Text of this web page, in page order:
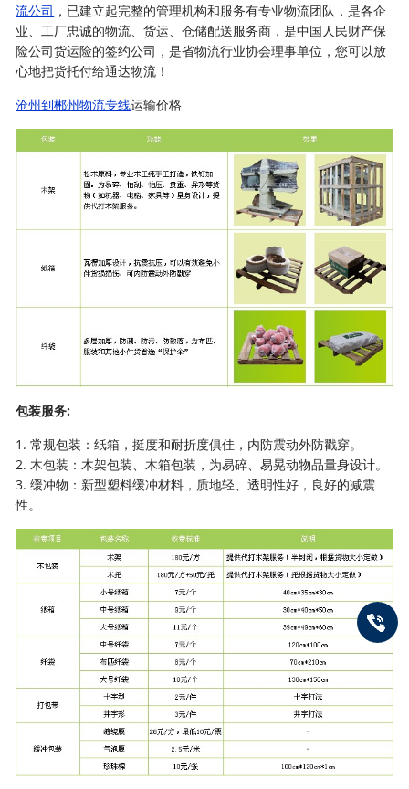
流公司 ，已建立起完整的管理机构和服务有专业物流团队，是各企
业、工厂忠诚的物流、货运、仓储配送服务商，是中国人民财产保
险公司货运险的签约公司，是省物流行业协会理事单位，您可以放
心地把货托付给通达物流！
沧州到郴州物流专线运输价格
包装服务:
1. 常规包装：纸箱，挺度和耐折度俱佳，内防震动外防戳穿。
2. 木包装：木架包装、木箱包装，为易碎、易晃动物品量身设计。
3. 缓冲物：新型塑料缓冲材料，质地轻、透明性好，良好的减震
性。